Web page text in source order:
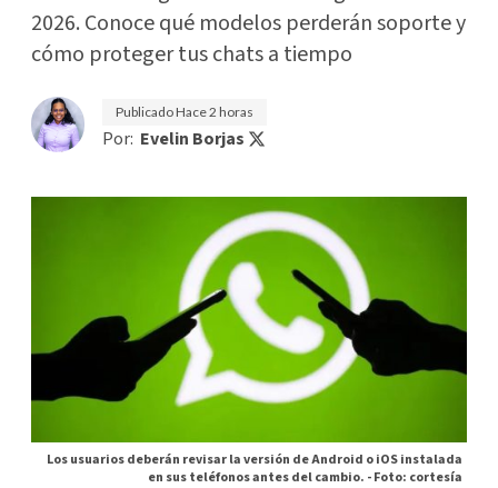
2026. Conoce qué modelos perderán soporte y
cómo proteger tus chats a tiempo
PublicadoHace 2 horas
Por: Evelin Borjas
Los usuarios deberán revisar la versión de Android o iOS instalada
en sus teléfonos antes del cambio. -Foto: cortesía